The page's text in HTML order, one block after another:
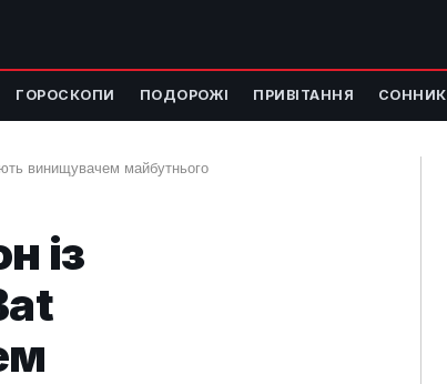
ГОРОСКОПИ ПОДОРОЖІ ПРИВІТАННЯ СОННИК
винищувачем майбутнього
із